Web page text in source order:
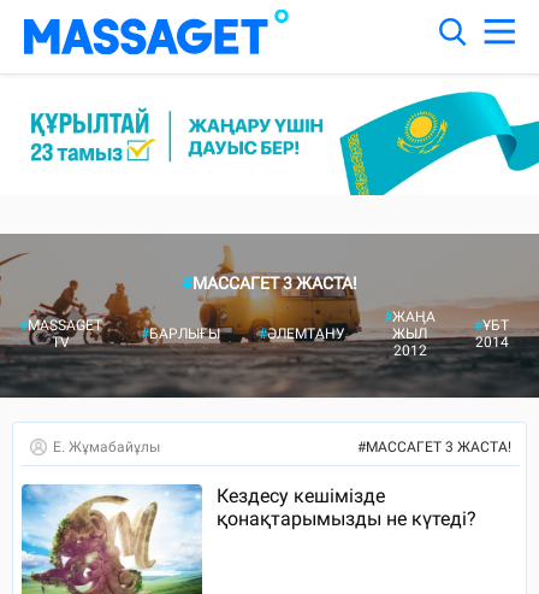
#МАССАГЕТ 3 ЖАСТА!
#MASSAGET
TV
#БАРЛЫҒЫ #ӘЛЕМТАНУ
#ЖАҢА
ЖЫЛ
2012
#ҰБТ
2014
Е. Жұмабайұлы #МАССАГЕТ 3 ЖАСТА!
Кездесу кешімізде
қонақтарымызды не күтеді?